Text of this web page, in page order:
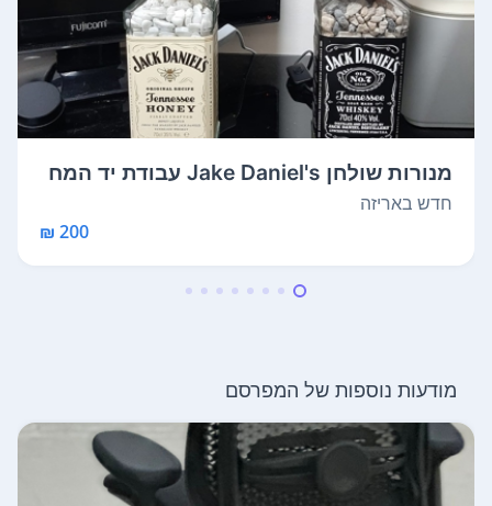
מנורות שולחן Jake Daniel's עבודת יד המח
י...
חדש באריזה
200 ₪
מודעות נוספות של המפרסם